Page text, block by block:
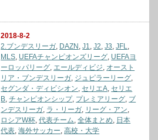
2018-8-2
2.ブンデスリーガ, DAZN ,J1,J2,J3,JFL,
MLS, UEFAチャンピオンズリーグ, UEFAヨ
ーロッパリーグ, エールディビジ, オースト
リア・ブンデスリーガ, ジュピラーリーグ,
セグンダ・ディビシオン, セリエA, セリエ
B,チャンピオンシップ, プレミアリーグ, ブ
ンデスリーガ, ラ・リーガ, リーグ・アン,
ロシアW杯,代表チーム,全体まとめ, 日本
代表,海外サッカー,高校・大学